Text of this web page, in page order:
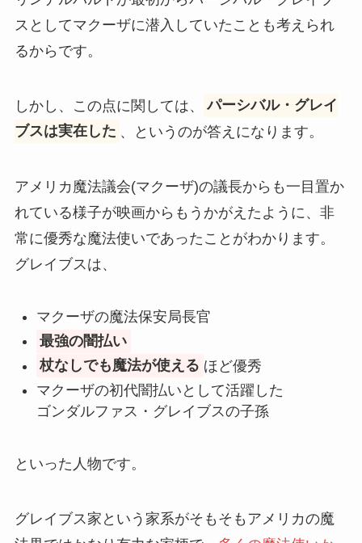
スとしてマクーザに潜入していたことも考えられ
るからです。
しかし、この点に関しては、
パーシバル・グレイ
ブスは実在した 、というのが答えになります。
アメリカ魔法議会(マクーザ)の議長からも一目置か
れている様子が映画からもうかがえたように、非
常に優秀な魔法使いであったことがわかります。
グレイブスは、
マクーザの魔法保安局長官
最強の闇払い
杖なしでも魔法が使える ほど優秀
マクーザの初代闇払いとして活躍した
ゴンダルファス・グレイブスの子孫
といった人物です。
グレイブス家という家系がそもそもアメリカの魔